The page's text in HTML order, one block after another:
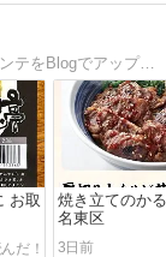
'96F355、'22Aventador LP780-4 UltimaeのメンテをBlogでアップ。ネタがないときはグルメ系も。http://www.f355gtb.com/
お取
焼き立てのか
名東区
3日前